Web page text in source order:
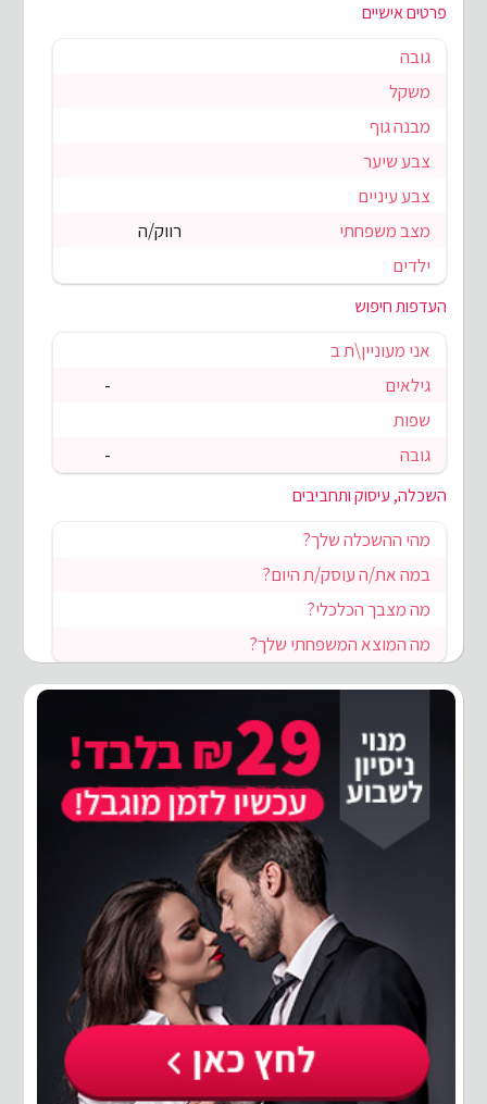
פרטים אישיים
גובה
משקל
מבנה גוף
צבע שיער
צבע עיניים
מצב משפחתי
רווק/ה
ילדים
העדפות חיפוש
אני מעוניין\ת ב
גילאים
-
שפות
גובה
-
השכלה, עיסוק ותחביבים
מהי ההשכלה שלך?
במה את/ה עוסק/ת היום?
מה מצבך הכלכלי?
מה המוצא המשפחתי שלך?